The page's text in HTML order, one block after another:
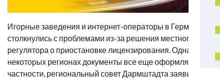
Игорные заведения и интернет-операторы в Германии
столкнулись с проблемами из-за решения местного
регулятора о приостановке лицензирования. Однако в
некоторых регионах документы все еще оформляют. В
частности, региональный совет Дармштадта заявил, что